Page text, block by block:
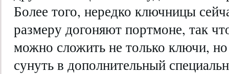
Более того, нередко ключницы
размеру догоняют портмоне, так
можно сложить не только ключи,
сунуть в дополнительный